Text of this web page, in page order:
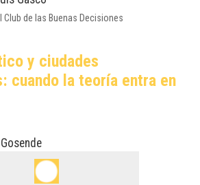
Gascó
y ciudades
cuando la teoría entra en
del Marketing Online